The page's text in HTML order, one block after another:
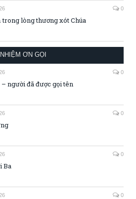
0
trong lòng thương xót Chúa
ƠN GỌI
0
– người đã được gọi tên
0
0
Ba
0